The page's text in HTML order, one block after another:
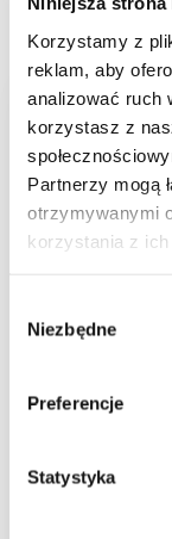
Korzystamy z
reklam, aby
analizować ruch
korzystasz z
Partnerzy mogą
otrzymywanymi
korzystania z ich
zgody
Niezbędne
Preferencje
Statystyka